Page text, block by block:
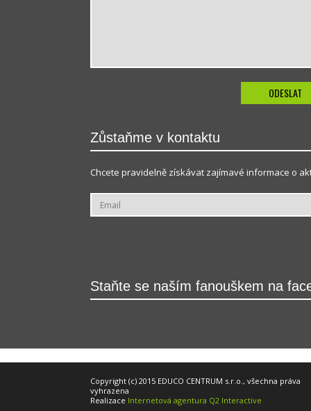
Zůstaňme v kontaktu
Chcete pravidelně získávat zajímavé informace o
Staňte se naším fanouškem na
Copyright (c) 2015 EDUCO CENTRUM s.r.o., všechna práva
vyhrazena
Realizace Internetová agentura Q2 Interactive